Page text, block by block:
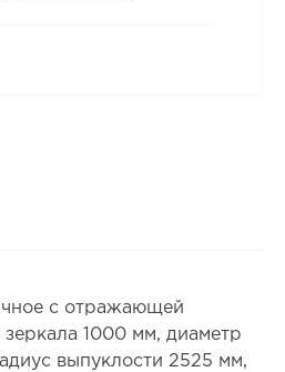
с отражающей
зеркала 1000 мм, диаметр
выпуклости 2525 мм,